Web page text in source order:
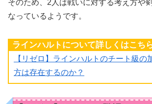
そのため、2人は戦いに対する考え方や
なっているようです。
ラインハルトについて詳しくはこち
【リゼロ】ラインハルトのチート級の
方は存在するのか？